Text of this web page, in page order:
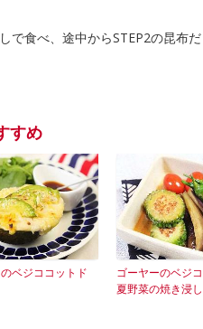
で食べ、途中からSTEP2の昆布
すめ
ベジココットド
ゴーヤーのベジ
夏野菜の焼き浸し